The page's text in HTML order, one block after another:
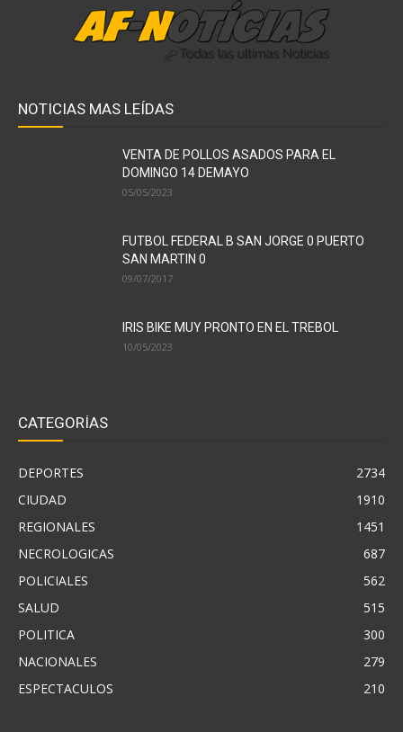
NOTICIAS MAS LEÍDAS
VENTA DE POLLOS ASADOS PARA EL
DOMINGO 14 DEMAYO
05/05/2023
FUTBOL FEDERAL B SAN JORGE 0 PUERTO
SAN MARTIN 0
09/07/2017
IRIS BIKE MUY PRONTO EN EL TREBOL
10/05/2023
CATEGORÍAS
DEPORTES
2734
CIUDAD
1910
REGIONALES
1451
NECROLOGICAS
687
POLICIALES
562
SALUD
515
POLITICA
300
NACIONALES
279
ESPECTACULOS
210